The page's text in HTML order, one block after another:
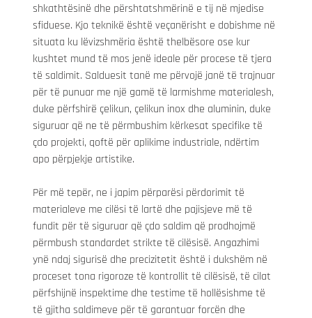
shkathtësinë dhe përshtatshmërinë e tij në mjedise
sfiduese. Kjo teknikë është veçanërisht e dobishme në
situata ku lëvizshmëria është thelbësore ose kur
kushtet mund të mos jenë ideale për procese të tjera
të saldimit. Salduesit tanë me përvojë janë të trajnuar
për të punuar me një gamë të larmishme materialesh,
duke përfshirë çelikun, çelikun inox dhe aluminin, duke
siguruar që ne të përmbushim kërkesat specifike të
çdo projekti, qoftë për aplikime industriale, ndërtim
apo përpjekje artistike.
Për më tepër, ne i japim përparësi përdorimit të
materialeve me cilësi të lartë dhe pajisjeve më të
fundit për të siguruar që çdo saldim që prodhojmë
përmbush standardet strikte të cilësisë. Angazhimi
ynë ndaj sigurisë dhe precizitetit është i dukshëm në
proceset tona rigoroze të kontrollit të cilësisë, të cilat
përfshijnë inspektime dhe testime të hollësishme të
të gjitha saldimeve për të garantuar forcën dhe